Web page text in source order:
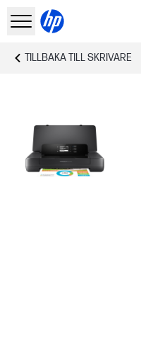
TILLBAKA TILLSKRIVARE